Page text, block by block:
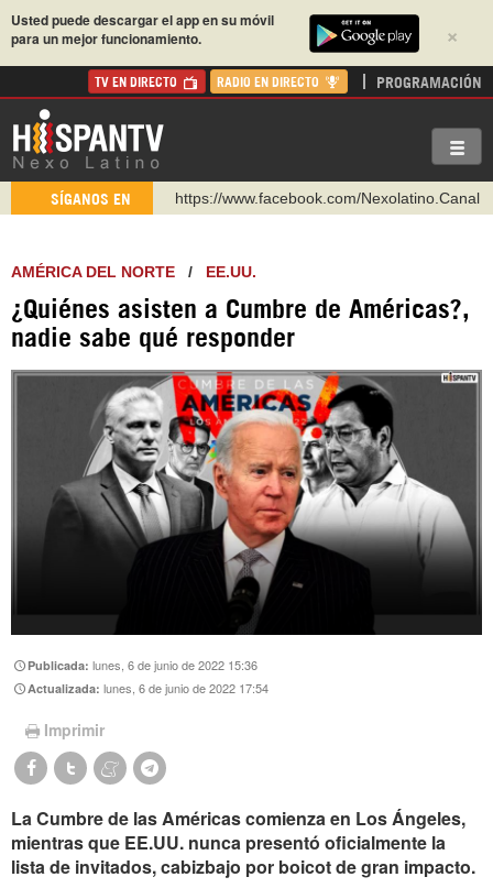
×
Usted puede descargar el app en su móvil
para un mejor funcionamiento.
TV EN DIRECTO RADIO EN DIRECTO PROGRAMACIÓN
SÍGANOS EN
https://www.facebook.com/Nexolatino.Canal
http://twitter.com/nexo_latino
https://t.me/hispantvcanal
https://urmedium.com/c/hispantv
Instagram como: hispan_tv
AMÉRICA DEL NORTE / EE.UU.
¿Quiénes asisten a Cumbre de Américas?,
nadie sabe qué responder
Publicada:lunes, 6 de junio de 2022 15:36
Actualizada:lunes, 6 de junio de 2022 17:54
Imprimir
La Cumbre de las Américas comienza en Los Ángeles,
mientras que EE.UU. nunca presentó oficialmente la
lista de invitados, cabizbajo por boicot de gran impacto.